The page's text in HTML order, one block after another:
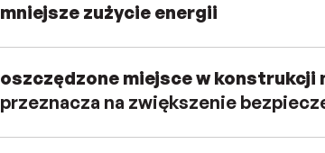
mniejsze zużycie energii
oszczędzone miejsce w konstrukcji
przeznacza na zwiększenie